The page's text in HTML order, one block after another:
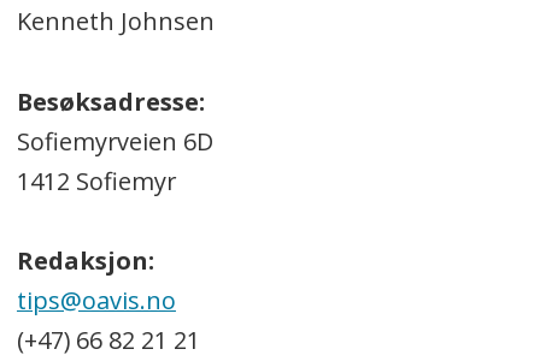
Kenneth Johnsen
Besøksadresse:
Sofiemyrveien 6D
1412 Sofiemyr
Redaksjon:
tips@oavis.no
(+47) 66 82 21 21